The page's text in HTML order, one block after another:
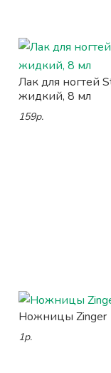
Лак для ногтей
жидкий, 8 мл
159р.
Ножницы Zinger
1р.